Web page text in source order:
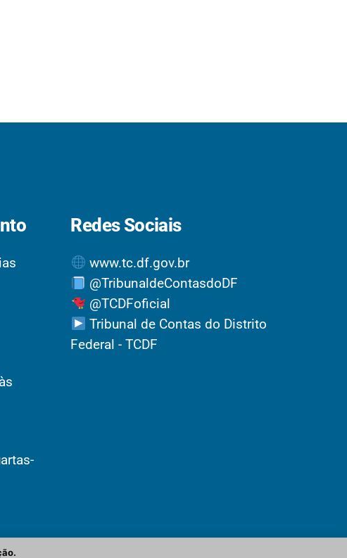
Redes Sociais
www.tc.df.gov.br
@TribunaldeContasdoDF
@TCDFoficial
Tribunal de Contas do Distrito
Federal - TCDF